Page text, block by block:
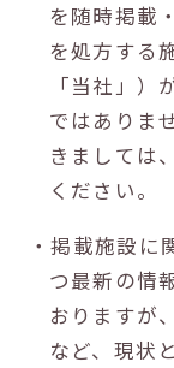
を随時掲載
を処方する
「当社」
ではありま
きましては
ください。
・掲載施設に
つ最新の情
おりますが
など、現状